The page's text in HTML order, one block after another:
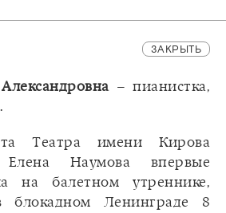
ЗАКРЫТЬ
– пианистка,
Театра имени Кирова
Елена Наумова впервые
на балетном утреннике,
блокадном Ленинграде 8